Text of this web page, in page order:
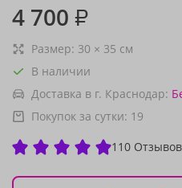
4 700 ₽
Размер: 30 × 35 см
В наличии
Доставка в г. Краснодар:
Покупок за сутки: 19
110